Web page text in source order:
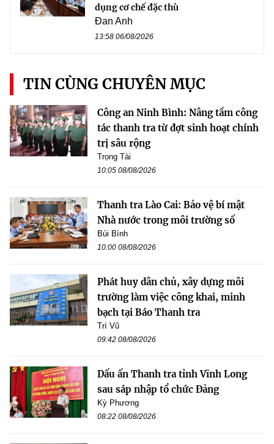
dụng cơ chế đặc thù
Đan Anh
13:58 06/08/2026
TIN CÙNG CHUYÊN MỤC
Công an Ninh Bình: Nâng tầm công
tác thanh tra từ đợt sinh hoạt chính
trị sâu rộng
Trọng Tài
10:05 08/08/2026
Thanh tra Lào Cai: Bảo vệ bí mật
Nhà nước trong môi trường số
Bùi Bình
10:00 08/08/2026
Phát huy dân chủ, xây dựng môi
trường làm việc công khai, minh
bạch tại Báo Thanh tra
Trí Vũ
09:42 08/08/2026
Dấu ấn Thanh tra tỉnh Vĩnh Long
sau sáp nhập tổ chức Đảng
Kỳ Phương
08:22 08/08/2026